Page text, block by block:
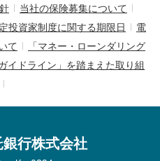
当社の保険募集について
投資家制度に関する期限日
電
て
「マネー・ローンダリング
イドライン」を踏まえた取り組
行株式会社